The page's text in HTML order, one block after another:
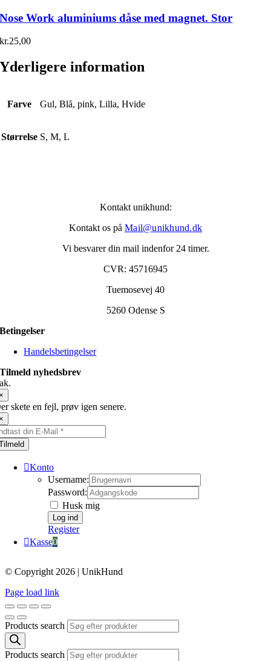
Nose Work aluminiums dåse med magnet. Stor
kr.25,00
Yderligere information
Farve Gul, Blå, pink, Lilla, Hvide
Størrelse S, M, L
Kontakt unikhund:
Kontakt os på Mail@unikhund.dk
Vi besvarer din mail indenfor 24 timer.
CVR: 45716945
Tuemosevej 40
5260 Odense S
Betingelser
Handelsbetingelser
Tilmeld nyhedsbrev
skete en fejl, prøv igen senere.
Konto
Username:
Password:
Husk mig
Register
Kasse0
© Copyright 2026 | UnikHund
Page load link
Products search
Products search